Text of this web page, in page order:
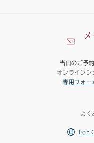
当日のご予
オンラインシ
専用フォー
よく
For